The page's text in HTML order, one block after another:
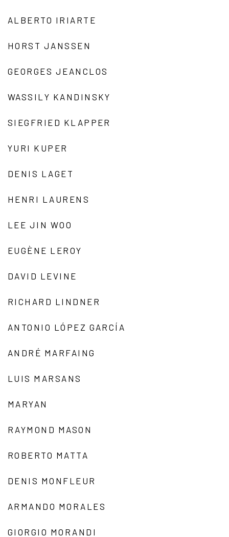
ALBERTO IRIARTE
HORST JANSSEN
GEORGES JEANCLOS
WASSILY KANDINSKY
SIEGFRIED KLAPPER
YURI KUPER
DENIS LAGET
HENRI LAURENS
LEE JIN WOO
EUGÈNE LEROY
DAVID LEVINE
RICHARD LINDNER
ANTONIO LÓPEZ GARCÍA
ANDRÉ MARFAING
LUIS MARSANS
MARYAN
RAYMOND MASON
ROBERTO MATTA
DENIS MONFLEUR
ARMANDO MORALES
GIORGIO MORANDI